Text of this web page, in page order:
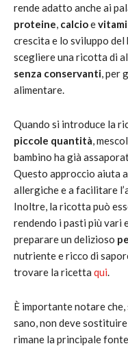
rende adatto anche ai
proteine, calcioe
crescita e lo sviluppo
scegliere una ricotta di
senza conservanti, per
alimentare.
Quando si introduce la
piccole quantità,
bambino ha già
Questo approccio aiuta
allergiche e a facilitare
Inoltre, la ricotta può
rendendo i pasti più vari
preparare un delizioso
nutriente e ricco di
trovare la ricetta qui.
È importante notare
sano, non deve
rimane la principale